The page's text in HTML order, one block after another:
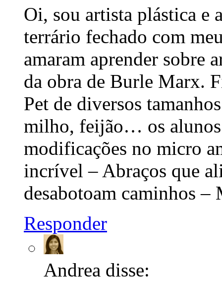
Oi, sou artista plástica e
terrário fechado com
amaram aprender sobre
da obra de Burle Marx.
Pet de diversos
milho, feijão… os alunos
modificações no micro
incrível – Abraços que
desabotoam caminhos –
Responder
Andrea disse: